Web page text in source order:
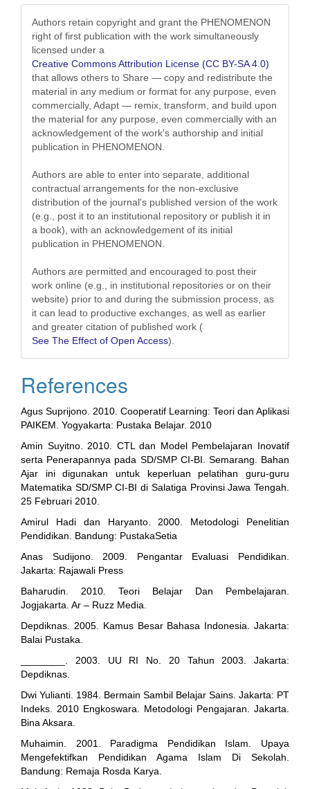
Authors retain copyright and grant the PHENOMENON
right of first publication with the work simultaneously
licensed under a
Creative Commons Attribution License (CC BY-SA 4.0)
that allows others to Share — copy and redistribute the
material in any medium or format for any purpose, even
commercially, Adapt — remix, transform, and build upon
the material for any purpose, even commercially with an
acknowledgement of the work's authorship and initial
publication in PHENOMENON.
Authors are able to enter into separate, additional
contractual arrangements for the non-exclusive
distribution of the journal's published version of the work
(e.g., post it to an institutional repository or publish it in
a book), with an acknowledgement of its initial
publication in PHENOMENON.
Authors are permitted and encouraged to post their
work online (e.g., in institutional repositories or on their
website) prior to and during the submission process, as
it can lead to productive exchanges, as well as earlier
and greater citation of published work (
See The Effect of Open Access).
References
Agus Suprijono. 2010. Cooperatif Learning: Teori dan Aplikasi
PAIKEM. Yogyakarta: Pustaka Belajar. 2010
Amin Suyitno. 2010. CTL dan Model Pembelajaran Inovatif
serta Penerapannya pada SD/SMP CI-BI. Semarang. Bahan
Ajar ini digunakan untuk keperluan pelatihan guru-guru
Matematika SD/SMP CI-BI di Salatiga Provinsi Jawa Tengah.
25 Februari 2010.
Amirul Hadi dan Haryanto. 2000. Metodologi Penelitian
Pendidikan. Bandung: PustakaSetia
Anas Sudijono. 2009. Pengantar Evaluasi Pendidikan.
Jakarta: Rajawali Press
Baharudin. 2010. Teori Belajar Dan Pembelajaran.
Jogjakarta. Ar – Ruzz Media.
Depdiknas. 2005. Kamus Besar Bahasa Indonesia. Jakarta:
Balai Pustaka.
________. 2003. UU RI No. 20 Tahun 2003. Jakarta:
Depdiknas.
Dwi Yulianti. 1984. Bermain Sambil Belajar Sains. Jakarta: PT
Indeks. 2010 Engkoswara. Metodologi Pengajaran. Jakarta.
Bina Aksara.
Muhaimin. 2001. Paradigma Pendidikan Islam. Upaya
Mengefektifkan Pendidikan Agama Islam Di Sekolah.
Bandung: Remaja Rosda Karya.